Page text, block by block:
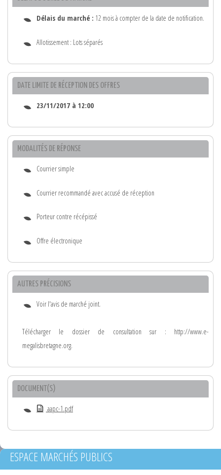
Délais du marché : 12 mois à compter de la date de notification.
Allotissement : Lots séparés
DATE LIMITE DE RÉCEPTION DES OFFRES
23/11/2017 à 12:00
MODALITÉS DE RÉPONSE
Courrier simple
Courrier recommandé avec accusé de réception
Porteur contre récépissé
Offre électronique
AUTRES PRÉCISIONS
Voir l'avis de marché joint.
Télécharger le dossier de consultation sur : http://www.e-
megalisbretagne.org.
DOCUMENT(S)
aapc-1.pdf
ESPACE MARCHÉS PUBLICS